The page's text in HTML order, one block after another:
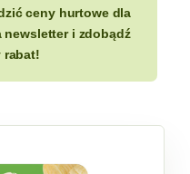
ceny hurtowe dla
newsletter i zdobądź
rabat!